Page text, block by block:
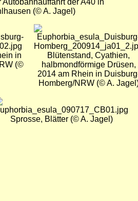
der A40 in
(© A. Jagel)
in
(©
Bild
Blütenstand, Cyathien,
halbmondförmige Drüsen,
2014 am Rhein in
Homberg/NRW (© A.
Sprosse, Blätter (© A. Jagel)